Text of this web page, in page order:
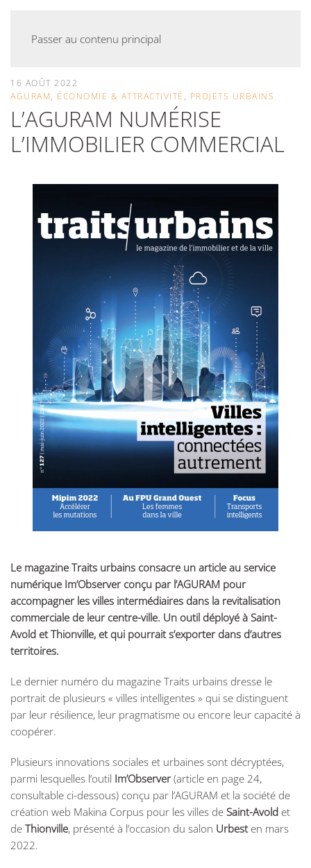
Passer au contenu principal
16 AOÛT 2022
AGURAM, ÉCONOMIE & ATTRACTIVITÉ , PROJETS URBAINS
L’AGURAM NUMÉRISE
L’IMMOBILIER COMMERCIAL
Le magazine Traits urbains consacre un article au service
numérique Im’Observer conçu par l’AGURAM pour
accompagner les villes intermédiaires dans la revitalisation
commerciale de leur centre-ville. Un outil déployé à Saint-
Avold et Thionville, et qui pourrait s’exporter dans d’autres
territoires.
Le dernier numéro du magazine Traits urbains dresse le
portrait de plusieurs « villes intelligentes » qui se distinguent
par leur résilience, leur pragmatisme ou encore leur capacité à
coopérer.
Plusieurs innovations sociales et urbaines sont décryptées,
parmi lesquelles l’outil Im’Observer (article en page 24,
consultable ci-dessous) conçu par l’AGURAM et la société de
création web Makina Corpus pour les villes de Saint-Avold et
de Thionville, présenté à l’occasion du salon Urbesten mars
2022.